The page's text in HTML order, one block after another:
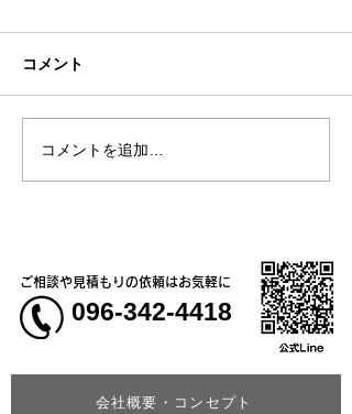
熊本地震明けの営業につ
いてのお知らせ
コメント
コメントを追加…
会社概要・コンセプト
ご相談や見積もりの依頼はお気軽に
096-342-4418